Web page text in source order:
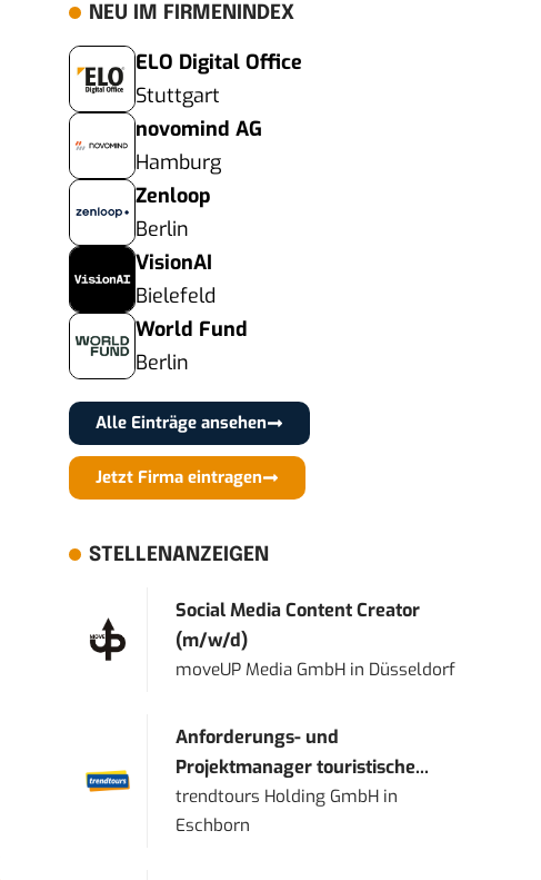
NEU IM FIRMENINDEX
ELO Digital Office
Stuttgart
novomind AG
Hamburg
Zenloop
Berlin
VisionAI
Bielefeld
World Fund
Berlin
Alle Einträge ansehen
Jetzt Firma eintragen
STELLENANZEIGEN
Social Media Content Creator
(m/w/d)
moveUP Media GmbH in Düsseldorf
Anforderungs- und
Projektmanager touristische...
trendtours Holding GmbH in
Eschborn